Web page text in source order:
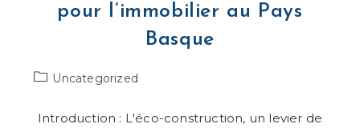
pour l’immobilier au Pays
Basque
PostUncategorized
Introduction : L'éco-construction, un levier de